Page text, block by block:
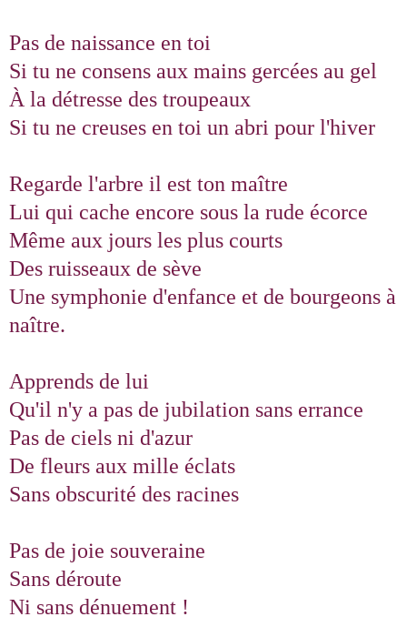
Pas de naissance en toi
Si tu ne consens aux mains gercées au gel
À la détresse des troupeaux
Si tu ne creuses en toi un abri pour l'hiver
Regarde l'arbre il est ton maître
Lui qui cache encore sous la rude écorce
Même aux jours les plus courts
Des ruisseaux de sève
Une symphonie d'enfance et de bourgeons à
naître.
Apprends de lui
Qu'il n'y a pas de jubilation sans errance
Pas de ciels ni d'azur
De fleurs aux mille éclats
Sans obscurité des racines
Pas de joie souveraine
Sans déroute
Ni sans dénuement !